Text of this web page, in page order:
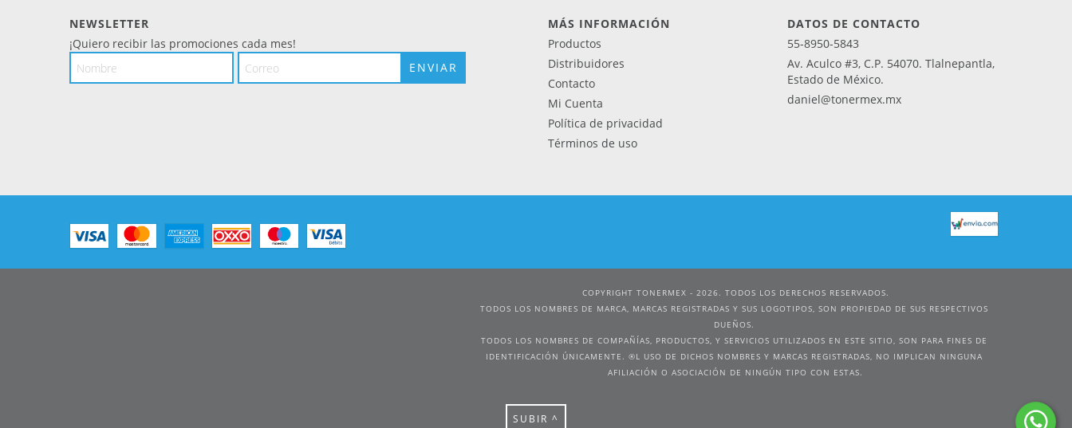
NEWSLETTER
¡Quiero recibir las promociones cada mes!
MÁS INFORMACIÓN
Productos
Distribuidores
Contacto
Mi Cuenta
Política de privacidad
Términos de uso
DATOS DE CONTACTO
55-8950-5843
Av. Aculco #3, C.P. 54070. Tlalnepantla,
Estado de México.
daniel@tonermex.mx
COPYRIGHT TONERMEX - 2026. TODOS LOS DERECHOS RESERVADOS.
SUBIR ^